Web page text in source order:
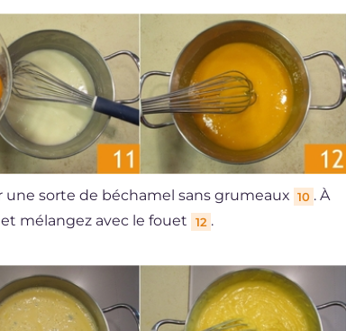
sorte de béchamel sans grumeaux 10 . À
et mélangez avec le fouet 12 .